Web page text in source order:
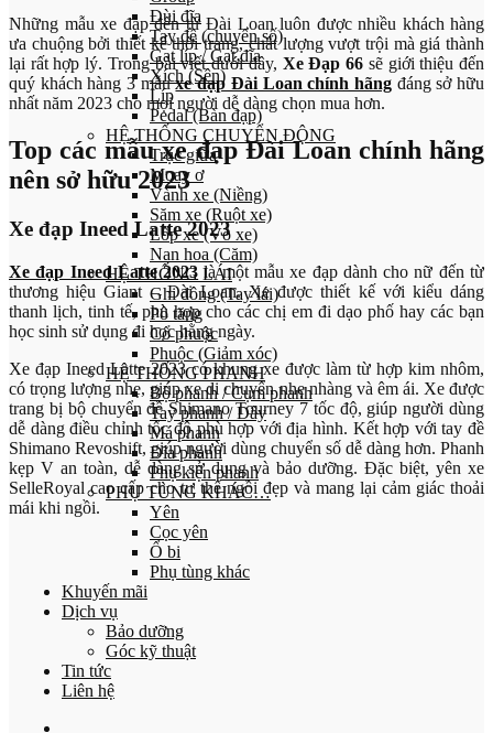
Đùi đĩa
Tay đề (chuyển số)
Gạt líp / Gạt đĩa
Xích (Sên)
Líp
Pedal (Bàn đạp)
HỆ THỐNG CHUYỂN ĐỘNG
Trục giữa
Moay ơ
Vành xe (Niềng)
Săm xe (Ruột xe)
Lốp xe (Vỏ xe)
Nan hoa (Căm)
HỆ THỐNG LÁI
Ghi đông (Tay lái)
Pô tăng
Cổ phuộc
Phuộc (Giảm xóc)
HỆ THỐNG PHANH
Bộ phanh / Cụm phanh
Tay phanh / Dây
Má phanh
Đĩa phanh
Phụ kiện phanh
PHỤ TÙNG KHÁC…
Yên
Cọc yên
Ổ bi
Phụ tùng khác
Khuyến mãi
Dịch vụ
Bảo dưỡng
Góc kỹ thuật
Tin tức
Liên hệ
Những mẫu xe đạp đến từ Đài Loan luôn được nhiều khách hàng
ưa chuộng bởi thiết kế thời trang, chất lượng vượt trội mà giá thành
lại rất hợp lý. Trong bài viết dưới đây, Xe Đạp 66 sẽ giới thiệu đến
quý khách hàng 3 mẫuxe đạp Đài Loan chính hãngđáng sở hữu
nhất năm 2023 cho mọi người dễ dàng chọn mua hơn.
Top các mẫu xe đạp Đài Loan chính hãng
nên sở hữu 2023
Xe đạp Ineed Latte 2023
Xe đạp Ineed Latte 2023 là một mẫu xe đạp dành cho nữ đến từ
thương hiệu Giant – Đài Loan. Xe được thiết kế với kiểu dáng
thanh lịch, tinh tế, phù hợp cho các chị em đi dạo phố hay các bạn
học sinh sử dụng đi học hằng ngày.
Xe đạp Ineed Latte 2023 có khung xe được làm từ hợp kim nhôm,
có trọng lượng nhẹ, giúp xe di chuyển nhẹ nhàng và êm ái. Xe được
trang bị bộ chuyển đề Shimano Tourney 7 tốc độ, giúp người dùng
dễ dàng điều chỉnh tốc độ phù hợp với địa hình. Kết hợp với tay đề
Shimano Revoshift, giúp người dùng chuyển số dễ dàng hơn. Phanh
kẹp V an toàn, dễ dàng sử dụng và bảo dưỡng. Đặc biệt, yên xe
SelleRoyal cao cấp cho tư thế ngồi đẹp và mang lại cảm giác thoải
mái khi ngồi.